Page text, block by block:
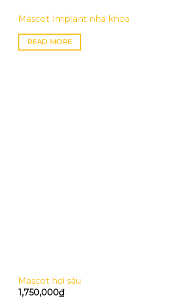
Mascot Implant nha khoa
READ MORE
Mascot hơi sâu
1,750,000₫